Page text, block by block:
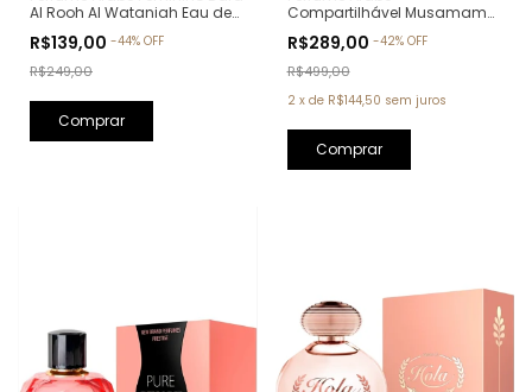
Al Rooh Al Wataniah Eau de
R$139,00 -44% OFF
R$249,00
Compartilhável Musamam
Parfum - 100ml
R$289,00 -42% OFF
R$499,00
2 x de R$144,50 sem juros